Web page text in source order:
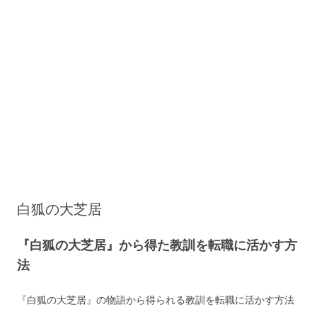
白狐の大芝居
『白狐の大芝居』から得た教訓を転職に活かす方
法
『白狐の大芝居』の物語から得られる教訓を転職に活かす方法